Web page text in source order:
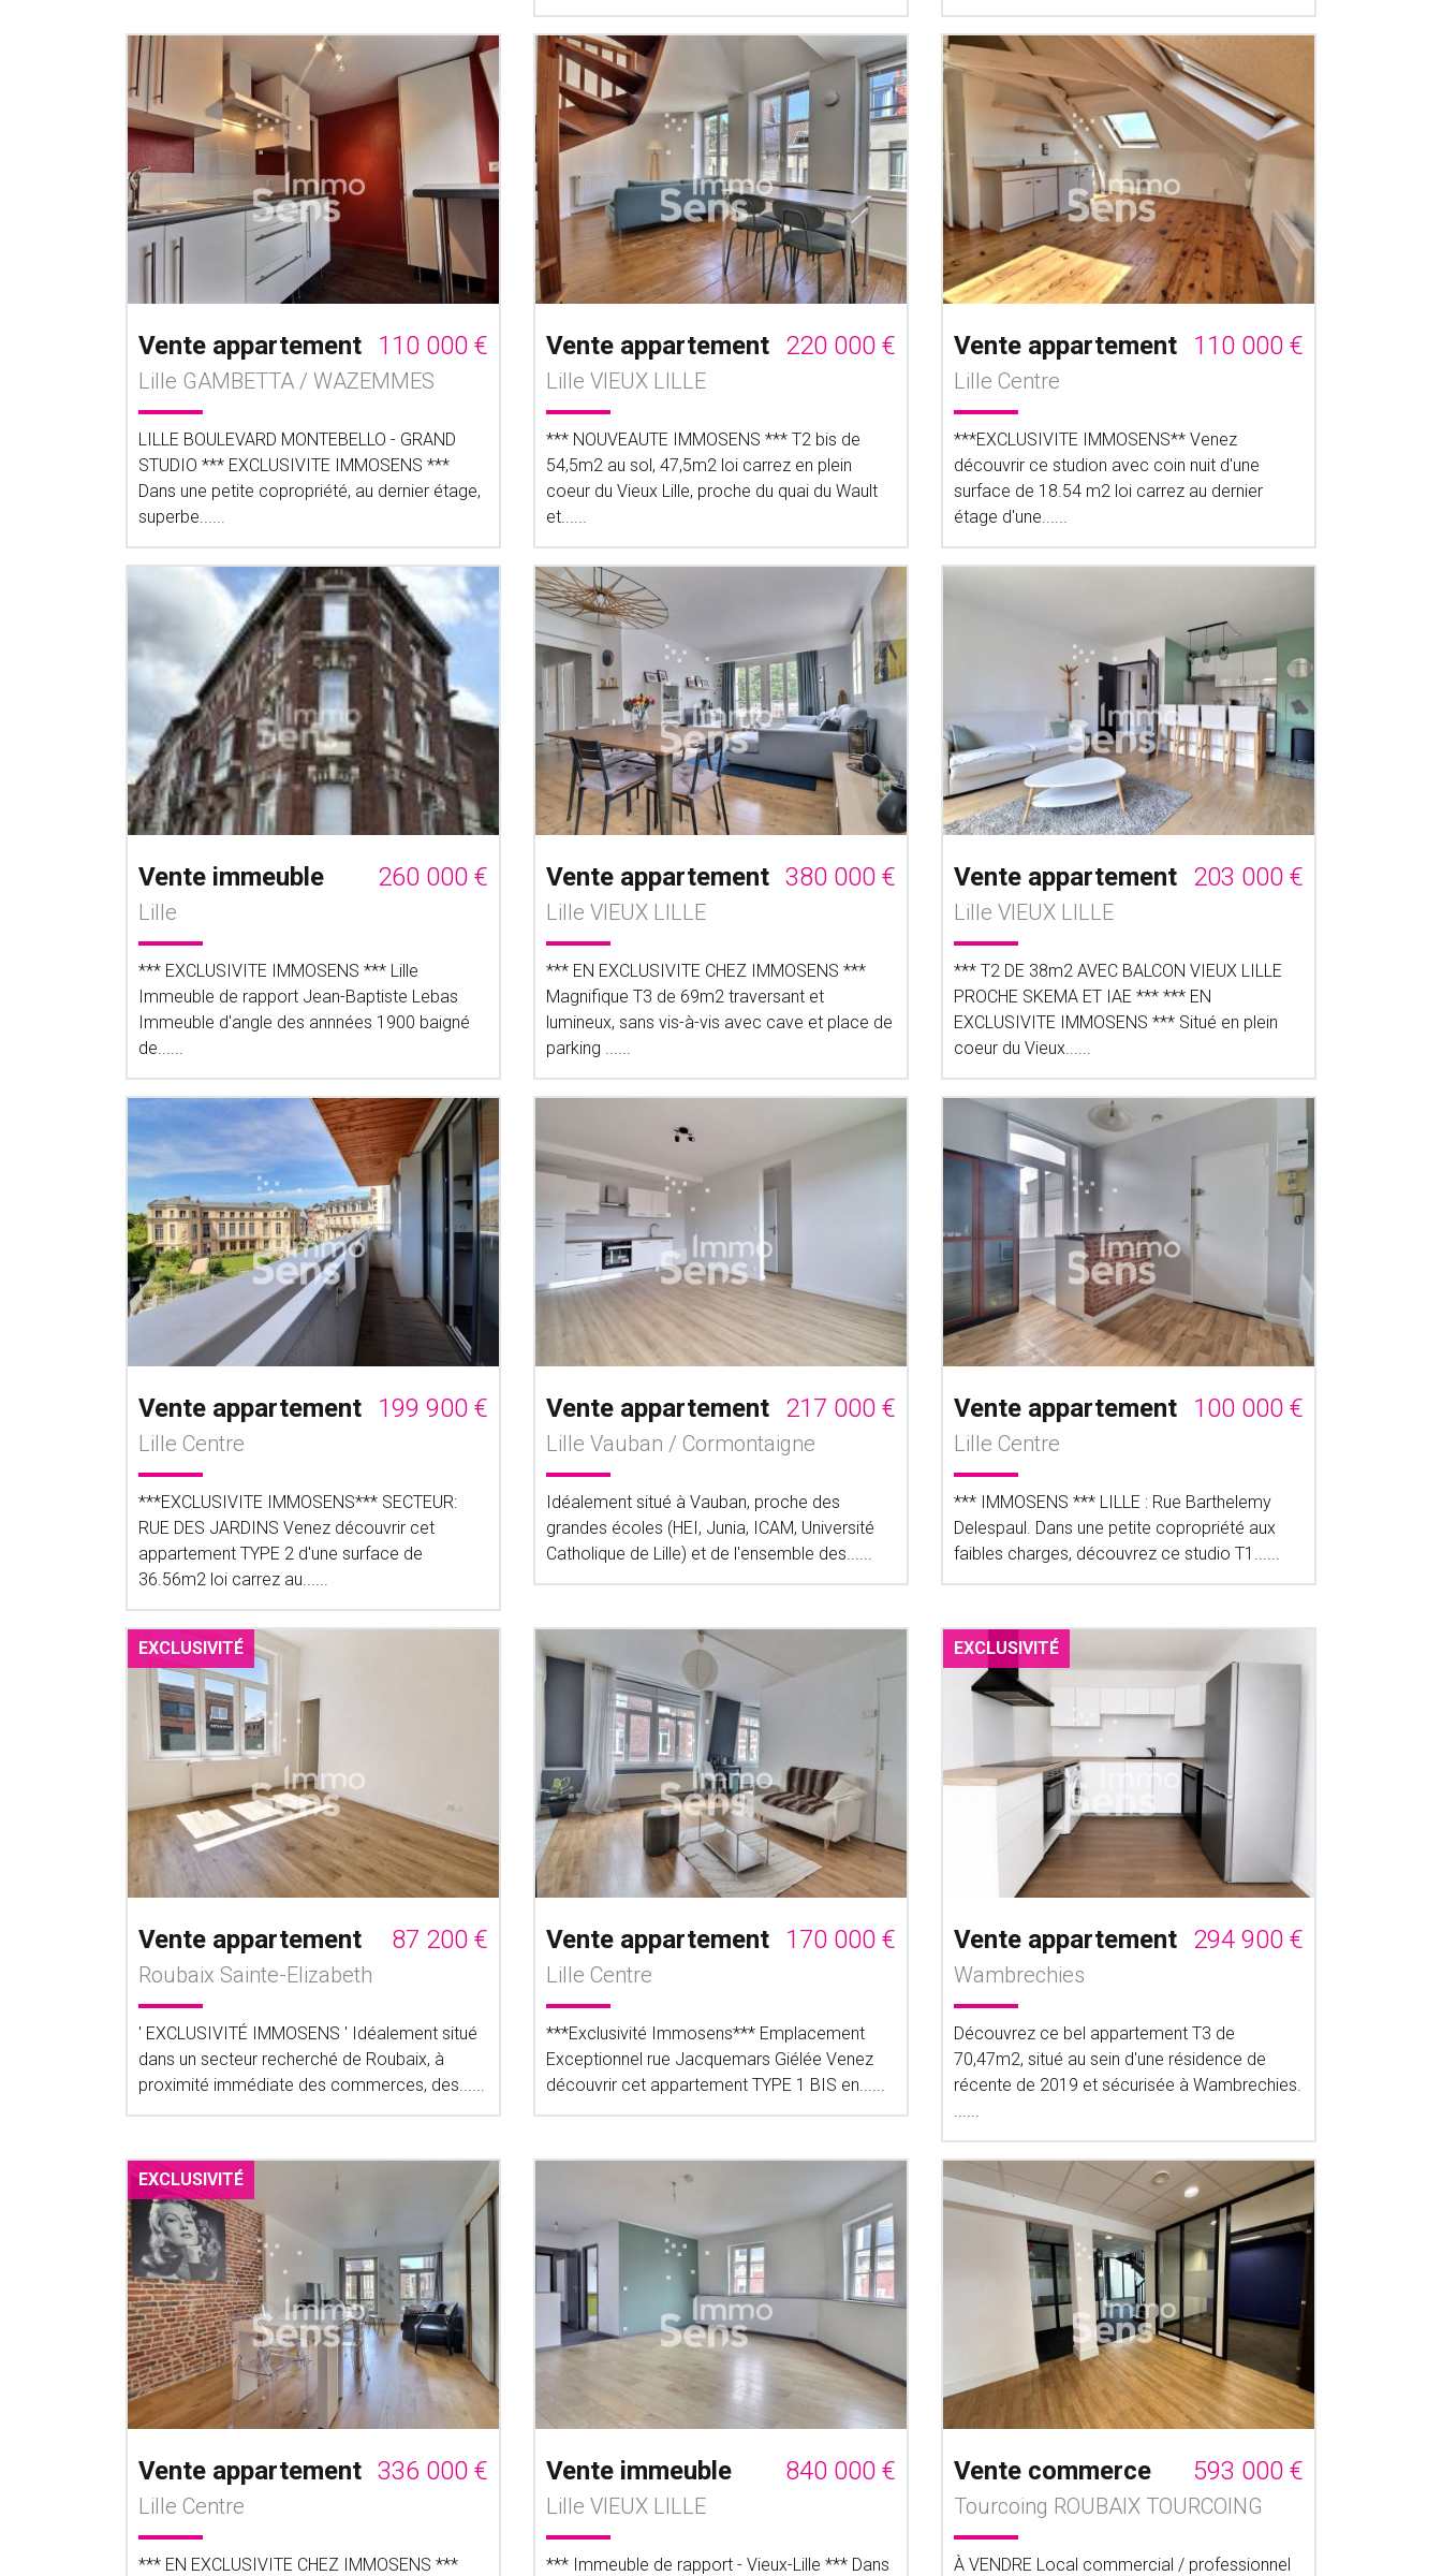
Vente appartement 110 000 €
Lille GAMBETTA / WAZEMMES
LILLE BOULEVARD MONTEBELLO - GRAND
STUDIO *** EXCLUSIVITE IMMOSENS ***
Dans une petite copropriété, au dernier étage,
superbe......
Vente appartement 220 000 €
Lille VIEUX LILLE
*** NOUVEAUTE IMMOSENS *** T2 bis de
54,5m2 au sol, 47,5m2 loi carrez en plein
coeur du Vieux Lille, proche du quai du Wault
et......
Vente appartement 110 000 €
Lille Centre
***EXCLUSIVITE IMMOSENS** Venez
découvrir ce studion avec coin nuit d'une
surface de 18.54 m2 loi carrez au dernier
étage d'une......
Vente immeuble 260 000 €
Lille
*** EXCLUSIVITE IMMOSENS *** Lille
Immeuble de rapport Jean-Baptiste Lebas
Immeuble d'angle des annnées 1900 baigné
de......
Vente appartement 380 000 €
Lille VIEUX LILLE
*** EN EXCLUSIVITE CHEZ IMMOSENS ***
Magnifique T3 de 69m2 traversant et
lumineux, sans vis-à-vis avec cave et place de
parking ......
Vente appartement 203 000 €
Lille VIEUX LILLE
*** T2 DE 38m2 AVEC BALCON VIEUX LILLE
PROCHE SKEMA ET IAE *** *** EN
EXCLUSIVITE IMMOSENS *** Situé en plein
coeur du Vieux......
Vente appartement 199 900 €
Lille Centre
***EXCLUSIVITE IMMOSENS*** SECTEUR:
RUE DES JARDINS Venez découvrir cet
appartement TYPE 2 d'une surface de
36.56m2 loi carrez au......
Vente appartement 217 000 €
Lille Vauban / Cormontaigne
Idéalement situé à Vauban, proche des
grandes écoles (HEI, Junia, ICAM, Université
Catholique de Lille) et de l'ensemble des......
Vente appartement 100 000 €
Lille Centre
*** IMMOSENS *** LILLE : Rue Barthelemy
Delespaul. Dans une petite copropriété aux
faibles charges, découvrez ce studio T1......
EXCLUSIVITÉ
Vente appartement 87 200 €
Roubaix Sainte-Elizabeth
' EXCLUSIVITÉ IMMOSENS ' Idéalement situé
dans un secteur recherché de Roubaix, à
proximité immédiate des commerces, des......
Vente appartement 170 000 €
Lille Centre
***Exclusivité Immosens*** Emplacement
Exceptionnel rue Jacquemars Giélée Venez
découvrir cet appartement TYPE 1 BIS en......
EXCLUSIVITÉ
Vente appartement 294 900 €
Wambrechies
Découvrez ce bel appartement T3 de
70,47m2, situé au sein d'une résidence de
récente de 2019 et sécurisée à Wambrechies.
......
EXCLUSIVITÉ
Vente appartement 336 000 €
Lille Centre
*** EN EXCLUSIVITE CHEZ IMMOSENS ***
Vente immeuble 840 000 €
Lille VIEUX LILLE
*** Immeuble de rapport - Vieux-Lille *** Dans
Vente commerce 593 000 €
Tourcoing ROUBAIX TOURCOING
À VENDRE Local commercial / professionnel